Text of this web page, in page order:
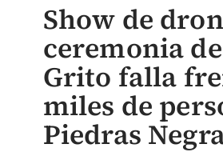
Show de
ceremonia
Grito falla
miles de
Piedras